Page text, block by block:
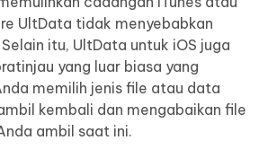
UltData tidak menyebabkan
itu, UltData untuk iOS juga
yang luar biasa yang
memilih jenis file atau data
kembali dan mengabaikan file
ambil saat ini.